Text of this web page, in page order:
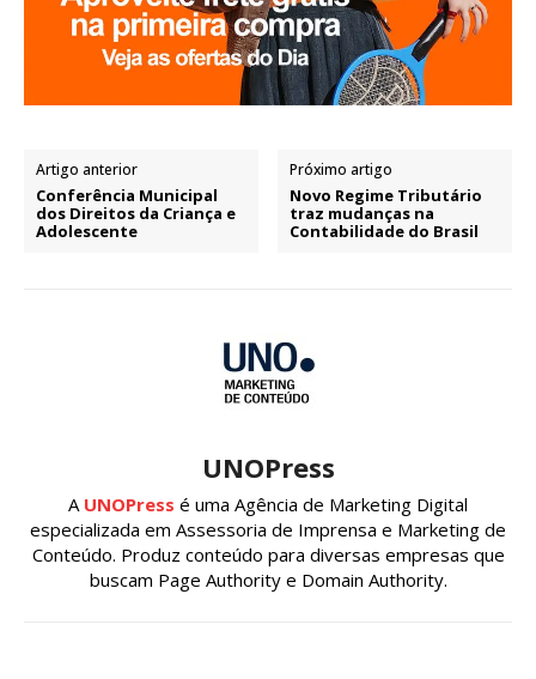
Artigo anterior
Conferência Municipal
dos Direitos da Criança e
Adolescente
Próximo artigo
Novo Regime Tributário
traz mudanças na
Contabilidade do Brasil
UNOPress
A UNOPress é uma Agência de Marketing Digital
especializada em Assessoria de Imprensa e Marketing de
Conteúdo. Produz conteúdo para diversas empresas que
buscam Page Authority e Domain Authority.